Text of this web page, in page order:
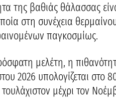
της βαθιάς θάλασσας
στη συνέχεια
παγκοσμίως.
μελέτη, η
2026 υπολογίζεται στο
τουλάχιστον μέχρι τον